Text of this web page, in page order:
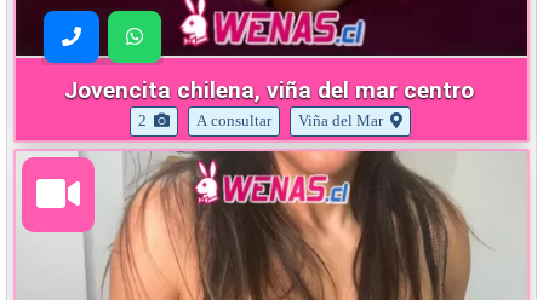
Jovencita chilena, viña del mar centro
2 A consultar Viña del Mar